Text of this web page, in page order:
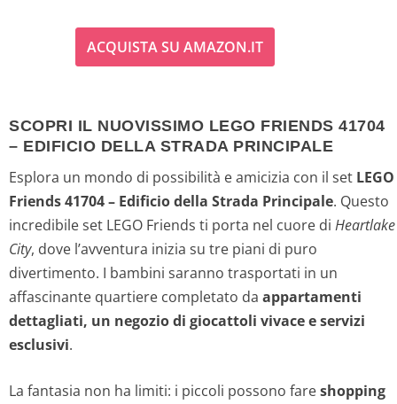
ACQUISTA SU AMAZON.IT
SCOPRI IL NUOVISSIMO LEGO FRIENDS 41704
– EDIFICIO DELLA STRADA PRINCIPALE
Esplora un mondo di possibilità e amicizia con il set LEGO
Friends 41704 – Edificio della Strada Principale. Questo
incredibile set LEGO Friends ti porta nel cuore di Heartlake
City, dove l’avventura inizia su tre piani di puro
divertimento. I bambini saranno trasportati in un
affascinante quartiere completato da appartamenti
dettagliati, un negozio di giocattoli vivace e servizi
esclusivi.
La fantasia non ha limiti: i piccoli possono fareshopping